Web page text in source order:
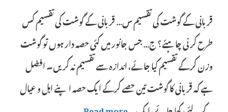
قربانی کے گوشت کی تقسیم س… قربانی کے گوشت کی تقسیم کس
طرح کرنی چاہئے؟ ج… جس جانور میں کئی حصہ دار ہوں تو گوشت
وزن کرکے تقسیم کیا جائے، اندازہ سے تقسیم نہ کریں۔ افضل
ہے کہ قربانی کا گوشت تین حصے کرکے ایک حصہ اپنے اہل و عیال